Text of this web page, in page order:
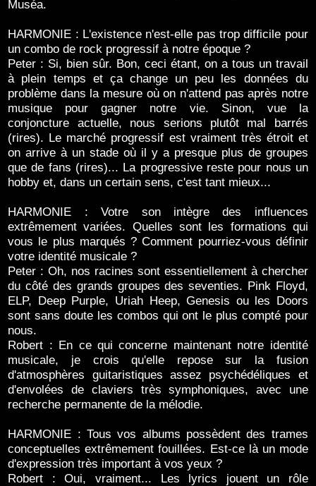
Muséa.
HARMONIE : L'existence n'est-elle pas trop difficile pour
un combo de rock progressif à notre époque ?
Peter : Si, bien sûr. Bon, ceci étant, on a tous un travail
à plein temps et ça change un peu les données du
problème dans la mesure où on n'attend pas après notre
musique pour gagner notre vie. Sinon, vue la
conjoncture actuelle, nous serions plutôt mal barrés
(rires). Le marché progressif est vraiment très étroit et
on arrive à un stade où il y a presque plus de groupes
que de fans (rires)... La progressive reste pour nous un
hobby et, dans un certain sens, c'est tant mieux...
HARMONIE : Votre son intègre des influences
extrêmement variées. Quelles sont les formations qui
vous le plus marqués ? Comment pourriez-vous définir
votre identité musicale ?
Peter : Oh, nos racines sont essentiellement à chercher
du côté des grands groupes des seventies. Pink Floyd,
ELP, Deep Purple, Uriah Heep, Genesis ou les Doors
sont sans doute les combos qui ont le plus compté pour
nous.
Robert : En ce qui concerne maintenant notre identité
musicale, je crois qu'elle repose sur la fusion
d'atmosphères guitaristiques assez psychédéliques et
d'envolées de claviers très symphoniques, avec une
recherche permanente de la mélodie.
HARMONIE : Tous vos albums possèdent des trames
conceptuelles extrêmement fouillées. Est-ce là un mode
d'expression très important à vos yeux ?
Robert : Oui, vraiment... Les lyrics jouent un rôle